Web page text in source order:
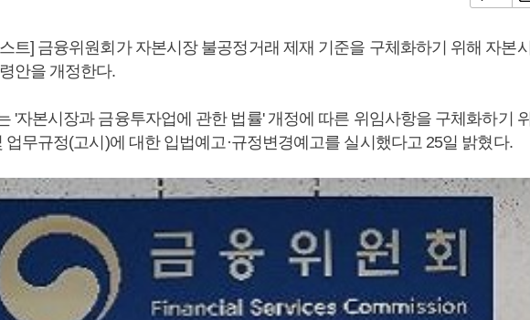
트] 금융위원회가 자본시장 불공정거래 제재 기준을 구체화하기 위해 자본시
안을 개정한다.
'자본시장과 금융투자업에 관한 법률' 개정에 따른 위임사항을 구체화하기 위
업무규정(고시)에 대한 입법예고·규정변경예고를 실시했다고 25일 밝혔다.